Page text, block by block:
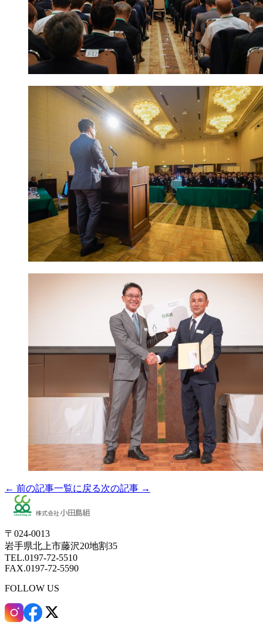
← 前の記事一覧に戻る次の記事 →
〒024-0013
岩手県北上市藤沢20地割35
TEL.0197-72-5510
FAX.0197-72-5590
FOLLOW US